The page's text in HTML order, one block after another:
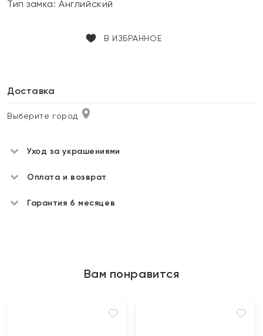
Тип замка:Английский
В ИЗБРАННОЕ
Доставка
Выберите город
Уход за украшениями
Оплата и возврат
Гарантия 6 месяцев
Вам понравится